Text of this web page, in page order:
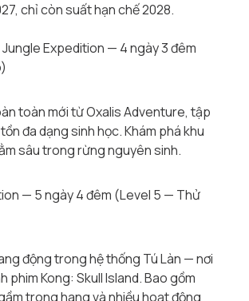
chỉ còn suất hạn chế 2028.
Expedition — 4 ngày 3 đêm
toàn mới từ Oxalis Adventure, tập
đa dạng sinh học. Khám phá khu
sâu trong rừng nguyên sinh.
— 5 ngày 4 đêm (Level 5 — Thử
động trong hệ thống Tú Làn — nơi
phim Kong: Skull Island. Bao gồm
trong hang và nhiều hoạt động